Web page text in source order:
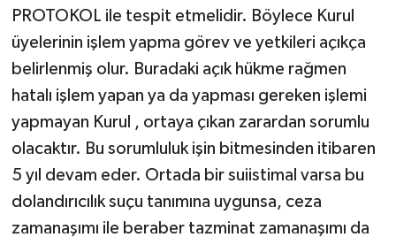
PROTOKOL ile tespit etmelidir. Böylece Kurul
üyelerinin işlem yapma görev ve yetkileri açıkça
belirlenmiş olur. Buradaki açık hükme rağmen
hatalı işlem yapan ya da yapması gereken işlemi
yapmayan Kurul , ortaya çıkan zarardan sorumlu
olacaktır. Bu sorumluluk işin bitmesinden itibaren
5 yıl devam eder. Ortada bir suiistimal varsa bu
dolandırıcılık suçu tanımına uygunsa, ceza
zamanaşımı ile beraber tazminat zamanaşımı da